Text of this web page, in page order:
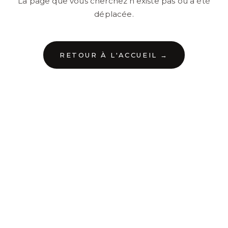
déplacée.
RETOUR À L'ACCUEIL →